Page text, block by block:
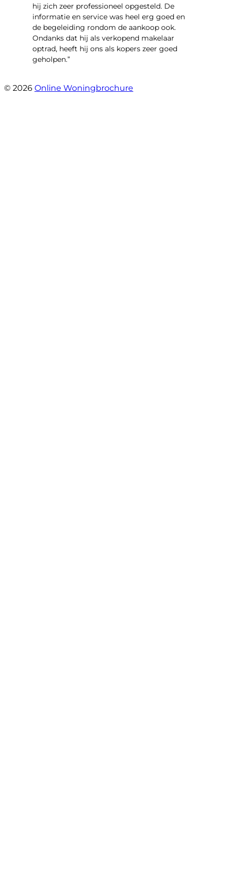
hij zich zeer professioneel opgesteld. De
informatie en service was heel erg goed en
de begeleiding rondom de aankoop ook.
Ondanks dat hij als verkopend makelaar
optrad, heeft hij ons als kopers zeer goed
geholpen.”
© 2026 Online Woningbrochure